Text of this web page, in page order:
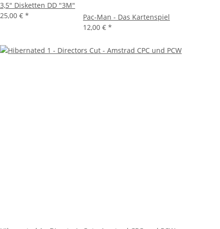
3,5" Disketten DD "3M"
25,00 € *
Pac-Man - Das Kartenspiel
12,00 € *